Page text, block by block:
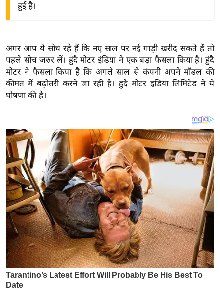
शे
ष
ज्ञ
रा
ज
ट
खे
ल
क्रि
के
ट
I
P
L
2
0
हुई है।
अगर आप ये सोच रहे हैं कि नए साल पर नई गाड़ी खरीद सकते हैं तो
पहले सोच जरुर लें। हुंदै मोटर इंडिया ने एक बड़ा फैसला किया है। हुंदै
मोटर ने फैसला किया है कि अगले साल से कंपनी अपने मॉडल की
कीमत में बढ़ोतरी करने जा रही है। हुंदै मोटर इंडिया लिमिटेड ने ये
घोषणा की है।